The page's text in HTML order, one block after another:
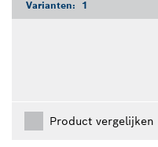
Varianten: 1
Product vergelijken